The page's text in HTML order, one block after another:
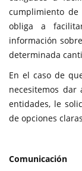
cumplimiento
obliga a
información
determinada
En el caso de
necesitemos
entidades, le
de opciones
Comunicación